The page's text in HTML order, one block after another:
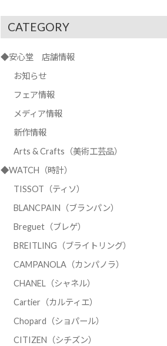
CATEGORY
◆安心堂 店舗情報
お知らせ
フェア情報
メディア情報
新作情報
Arts & Crafts（美術工芸品）
◆WATCH（時計）
TISSOT（ティソ）
BLANCPAIN（ブランパン）
Breguet（ブレゲ）
BREITLING（ブライトリング）
CAMPANOLA（カンパノラ）
CHANEL（シャネル）
Cartier（カルティエ）
Chopard（ショパール）
CITIZEN（シチズン）